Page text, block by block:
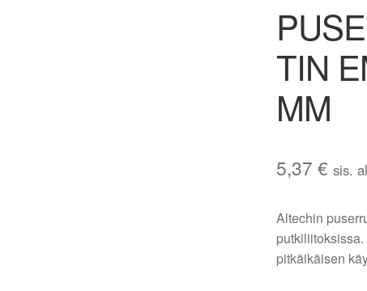
TIN
MM
5,37 € sis.
Altechin
pitkäikäisen